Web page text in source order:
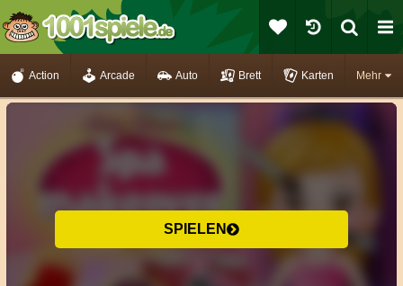
Mehr
Action Arcade Auto Brett Karten
SPIELEN